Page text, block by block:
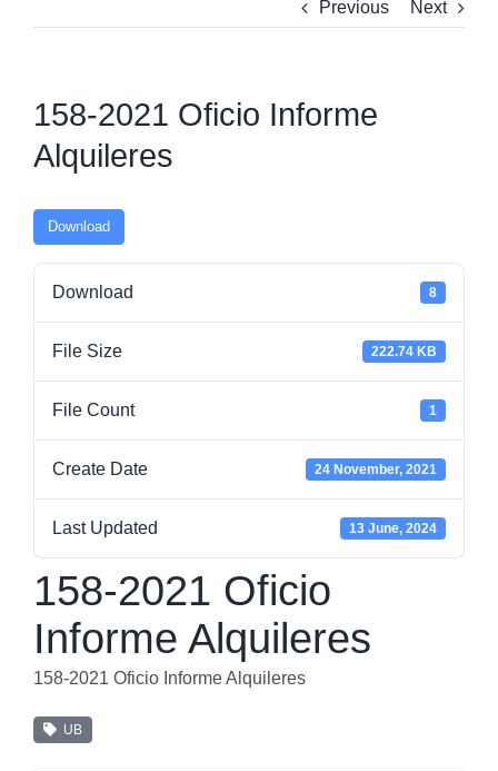
Previous Next
158-2021 Oficio Informe
Alquileres
Download
Download 8
File Size 222.74 KB
File Count 1
Create Date 24 November, 2021
Last Updated 13 June, 2024
158-2021 Oficio
Informe Alquileres
158-2021 Oficio Informe Alquileres
UB